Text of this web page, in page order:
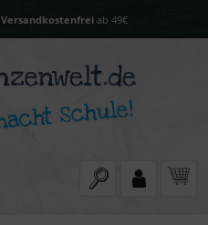
Versandkostenfreiab 49€